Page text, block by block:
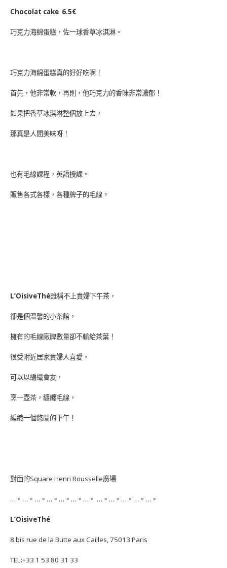
Chocolat cake 6.5€
巧克力海綿蛋糕，佐一球香草冰淇淋。
巧克力海綿蛋糕真的好好吃啊！
首先，他非常軟，再則，他巧克力的香味非常濃郁！
如果把香草冰淇淋整個放上去，
那真是人間美味呀！
也有毛線課程，英語授課。
販售各式各樣，各種牌子的毛線。
L’OisiveThé雖稱不上貴婦下午茶，
卻是個溫馨的小茶館，
擁有的毛線廠牌數量卻不輸給茶葉！
很受附近居家貴婦人喜愛，
可以以編織會友，
烹一壺茶，纏纏毛線，
編織一個悠閒的下午！
對面的Square Henri Rousselle廣場
…。…。…。…。…。…。…。 …。…。…。…。…。
L’OisiveThé
8 bis rue de la Butte aux Cailles, 75013 Paris
TEL:+33 1 53 80 31 33